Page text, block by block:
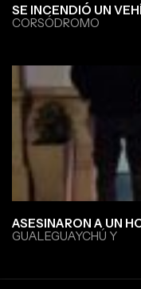
SE INCENDIÓ UN
CORSÓDROMO
ASESINARON A UN
GUALEGUAYCHÚ Y